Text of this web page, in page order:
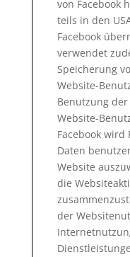
von Facebook
teils in den
Facebook
verwendet
Speicherung
Website-
Benutzung
Website-
Facebook wird
Daten
Website
die
der